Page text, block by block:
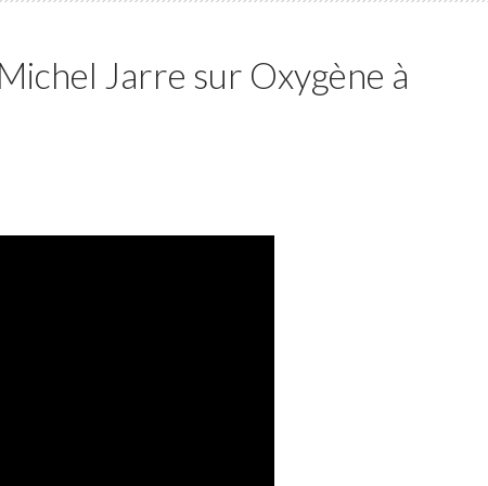
Jarre sur Oxygène à